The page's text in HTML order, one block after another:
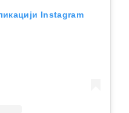
Instagram